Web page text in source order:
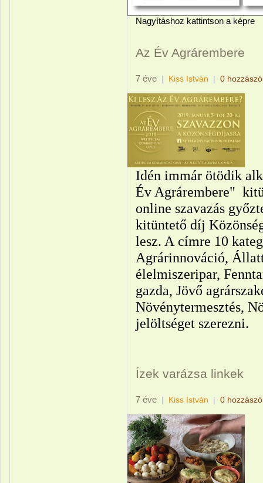
Nagyításhoz kattintson a képre
Az Év Agrárembere
7 éve | Kiss István | 0
Idén immár ötödik
Év Agrárembere"
online szavazás
kitüntető díj
lesz. A címre 10
Agrárinnováció,
élelmiszeripar,
gazda, Jövő
Növénytermesztés,
jelöltséget szerezni.
Ízek varázsa linkek
7 éve | Kiss István | 0